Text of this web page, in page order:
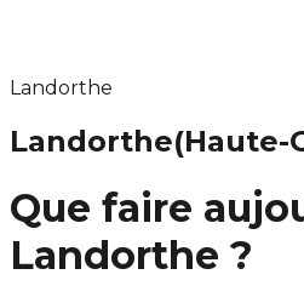
Landorthe
Landorthe(Haute-
Que faire
Landorthe ?